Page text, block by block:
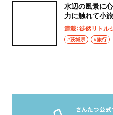
水辺の風景に
力に触れて小
ー】
#茨城県 #旅行